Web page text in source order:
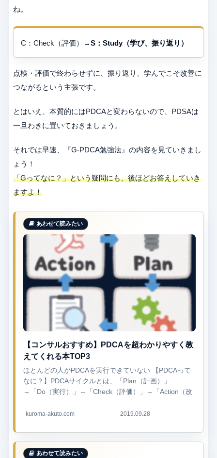
ね。
C：Check（評価）→S：Study（学び、振り返り）
点検・評価で終わらせずに、振り返り、学んでこそ改善に
つながるという主張です。
とはいえ、本質的にはPDCAと変わらないので、PDSAは
一旦わきに置いておきましょう。
それでは早速、『G-PDCA勉強法』の内容を見ていきまし
ょう！
「Gってなに？」という疑問にも、後ほどお答えしていき
ますよ！
【コンサルおすすめ】PDCAを超わかりやすく教
えてくれる本TOP3
ほとんどの人がPDCAを実行できていない 【PDCAって
なに？】PDCAサイクルとは、「Plan（計画）」
→「Do（実行）」→「Check（評価）」→「Action（改
ことを指します。・P...
kuroma-akuto.com 2019.09.28